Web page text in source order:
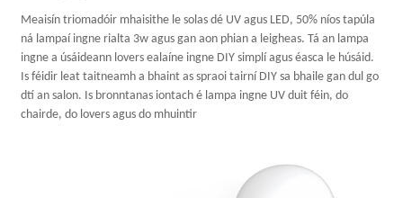
Meaisín triomadóir mhaisithe le solas dé UV agus LED, 50% níos tapúla
ná lampaí ingne rialta 3w agus gan aon phian a leigheas. Tá an lampa
ingne a úsáideann lovers ealaíne ingne DIY simplí agus éasca le húsáid.
Is féidir leat taitneamh a bhaint as spraoi tairní DIY sa bhaile gan dul go
dtí an salon. Is bronntanas iontach é lampa ingne UV duit féin, do
chairde, do lovers agus do mhuintir